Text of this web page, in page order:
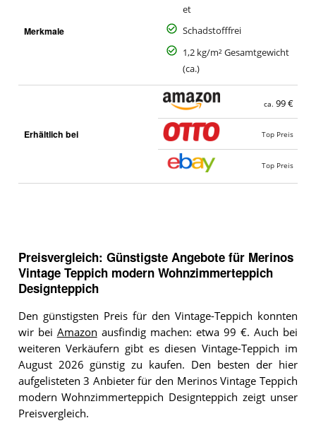
Merkmale
et
Schadstofffrei
1,2 kg/m² Gesamtgewicht
(ca.)
Erhältlich bei
ca. 99 €
Top Preis
Top Preis
Preisvergleich: Günstigste Angebote für Merinos
Vintage Teppich modern Wohnzimmerteppich
Designteppich
Den günstigsten Preis für den Vintage-Teppich konnten
wir bei Amazon ausfindig machen: etwa 99 €. Auch bei
weiteren Verkäufern gibt es diesen Vintage-Teppich im
August 2026 günstig zu kaufen. Den besten der hier
aufgelisteten 3 Anbieter für den Merinos Vintage Teppich
modern Wohnzimmerteppich Designteppich zeigt unser
Preisvergleich.